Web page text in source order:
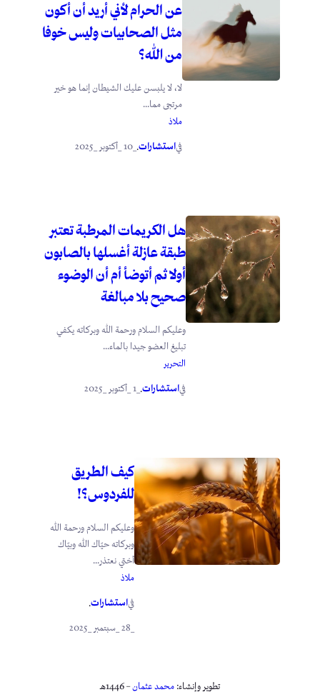
عن الحرام لأني أريد أن أكون
مثل الصحابيات وليس خوفا
من الله؟
لا، لا يلبسن عليك الشيطان إنما هو خير
مرتجى مما...
ملاذ
فياستشارات. _10 _أكتوبر _2025
هل الكريمات المرطبة تعتبر
طبقة عازلة أغسلها بالصابون
أولا ثم أتوضأ أم أن الوضوء
صحيح بلا مبالغة
وعليكم السلام ورحمة الله وبركاته يكفي
تبليغ العضو جيدا بالماء...
التحرير
فياستشارات.
كيف الطريق
للفردوس؟!
وعليكم السلام ورحمة الله
وبركاته حيّاك الله وبيّاك
أختي نعتذر...
ملاذ
فياستشارات.
تطوير وإنشاء: محمد عثمان– 1446هـ